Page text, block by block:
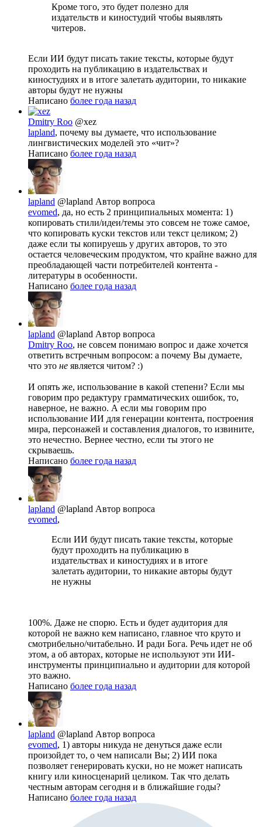
Кроме того, это будет полезно для
издательств и киностудий чтобы выявлять
читеров.
Если ИИ будут писать такие тексты, которые будут
проходить на публикацию в издательствах и
киностудиях и в итоге залетать аудитории, то никакие
авторы будут не нужны
Написано более года назад
Dmitry Roo @xez
lapland, почему вы думаете, что использование
лингвистических моделей это «чит»?
Написано более года назад
lapland @lapland Автор вопроса
evomed, да, но есть 2 принципиальных момента: 1)
копировать стили/идеи/темы это совсем не тоже самое,
что копировать куски текстов или текст целиком; 2)
даже если ты копируешь у других авторов, то это
остается человеческим продуктом, что крайне важно для
преобладающей части потребителей контента -
литературы в особенности.
Написано более года назад
lapland @lapland Автор вопроса
Dmitry Roo, не совсем понимаю вопрос и даже хочется
ответить встречным вопросом: а почему Вы думаете,
что это не является читом? :)
И опять же, использование в какой степени? Если мы
говорим про редактуру грамматических ошибок, то,
наверное, не важно. А если мы говорим про
использование ИИ для генерации контента, построения
мира, персонажей и составления диалогов, то извините,
это нечестно. Вернее честно, если ты этого не
скрываешь.
Написано более года назад
lapland @lapland Автор вопроса
evomed,
Если ИИ будут писать такие тексты, которые
будут проходить на публикацию в
издательствах и киностудиях и в итоге
залетать аудитории, то никакие авторы будут
не нужны
100%. Даже не спорю. Есть и будет аудитория для
которой не важно кем написано, главное что круто и
смотрибельно/читабельно. И ради Бога. Речь идет не об
этом, а об авторах, которые не используют эти ИИ-
инструменты принципиально и аудитории для которой
это важно.
Написано более года назад
lapland @lapland Автор вопроса
evomed, 1) авторы никуда не денуться даже если
произойдет то, о чем написали Вы; 2) ИИ пока
позволяет генерировать куски, но не может написать
книгу или киносценарий целиком. Так что делать
честным авторам сегодня и в ближайшие годы?
Написано более года назад